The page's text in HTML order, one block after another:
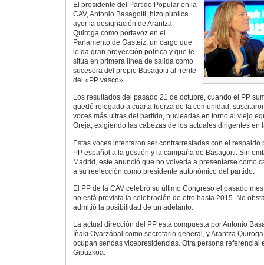
El presidente del Partido Popular en la
CAV, Antonio Basagoiti, hizo pública
ayer la designación de Arantza
Quiroga como portavoz en el
Parlamento de Gasteiz, un cargo que
le da gran proyección política y que le
sitúa en primera línea de salida como
sucesora del propio Basagoiti al frente
del «PP vasco».
Los resultados del pasado 21 de octubre, cuando el PP
quedó relegado a cuarta fuerza de la comunidad,
voces más ultras del partido, nucleadas en torno al viejo
Oreja, exigiendo las cabezas de los actuales dirigentes en
Estas voces intentaron ser contrarrestadas con el
PP español a la gestión y la campaña de Basagoiti. Sin
Madrid, este anunció que no volvería a presentarse como
a su reelección como presidente autonómico del partido.
El PP de la CAV celebró su último Congreso el pasado
no está prevista la celebración de otro hasta 2015. No
admitió la posibilidad de un adelanto.
La actual dirección del PP está compuesta por Antonio
Iñaki Oyarzábal como secretario general, y Arantza
ocupan sendas vicepresidencias. Otra persona referencial
Gipuzkoa.